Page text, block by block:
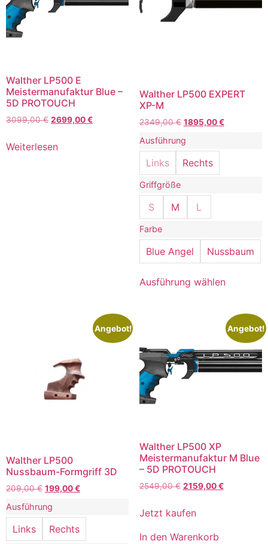
Walther LP500 E
Meistermanufaktur Blue –
5D PROTOUCH
3099,00€ 2699,00€
Weiterlesen
Walther LP500 EXPERT
XP-M
2349,00€ 1895,00€
Ausführung
Links Rechts
Griffgröße
S M L
Farbe
Blue Angel Nussbaum
Ausführung wählen
Angebot!
Walther LP500
Nussbaum-Formgriff 3D
209,00€ 199,00€
Ausführung
Links Rechts
Angebot!
Walther LP500 XP
Meistermanufaktur M Blue
– 5D PROTOUCH
2549,00€ 2159,00€
Jetzt kaufen
In den Warenkorb